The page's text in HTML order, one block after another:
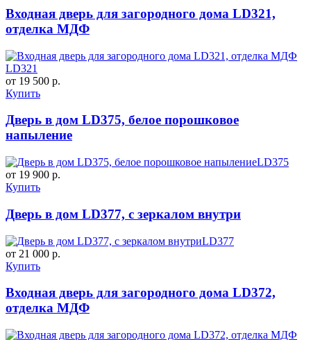
Входная дверь для загородного дома LD321,
отделка МДФ
LD321
от 19 500 р.
Купить
Дверь в дом LD375, белое порошковое
напыление
LD375
от 19 900 р.
Купить
Дверь в дом LD377, с зеркалом внутри
LD377
от 21 000 р.
Купить
Входная дверь для загородного дома LD372,
отделка МДФ